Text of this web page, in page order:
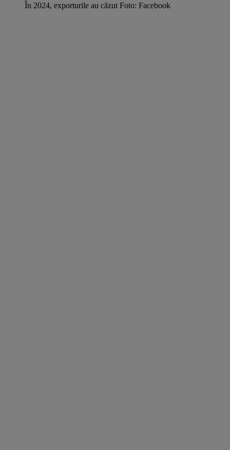
În 2024, exporturile au căzut Foto: Facebook